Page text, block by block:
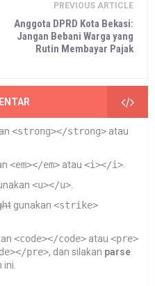
PREVIOUS ARTICLE
Anggota DPRD Kota Bekasi:
Jangan Bebani Warga yang
Rutin Membayar Pajak
<strong></strong> atau
<em></em> atau <i></i>
<u></u>
gunakan <strike>
<code></code> atau <pre>
pre>, dan silakan parse